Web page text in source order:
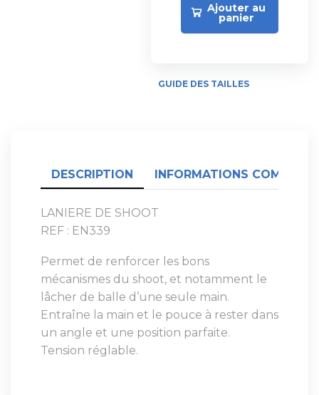
Ajouter au
panier
GUIDE DES TAILLES
DESCRIPTION INFORMATIONS
LANIERE DE SHOOT
REF : EN339
Permet de renforcer les bons
mécanismes du shoot, et notamment le
lâcher de balle d’une seule main.
Entraîne la main et le pouce à rester dans
un angle et une position parfaite.
Tension réglable.